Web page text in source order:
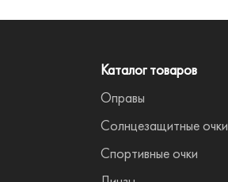
Каталог товаров
Оправы
Солнцезащитные очки
Спортивные очки